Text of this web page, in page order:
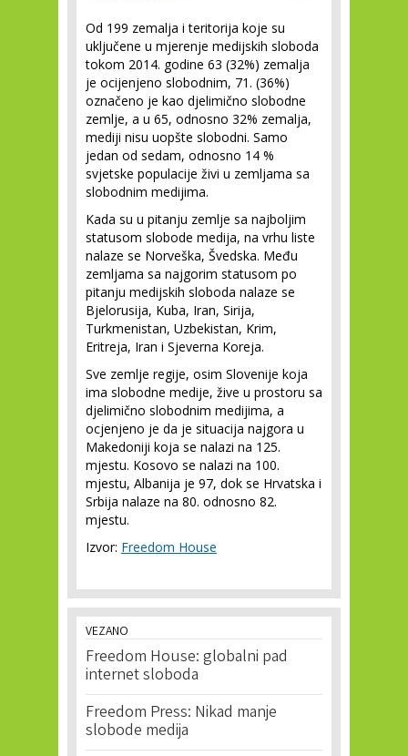
Od 199 zemalja i teritorija koje su
uključene u mjerenje medijskih sloboda
tokom 2014. godine 63 (32%) zemalja
je ocijenjeno slobodnim, 71. (36%)
označeno je kao djelimično slobodne
zemlje, a u 65, odnosno 32% zemalja,
mediji nisu uopšte slobodni. Samo
jedan od sedam, odnosno 14 %
svjetske populacije živi u zemljama sa
slobodnim medijima.
Kada su u pitanju zemlje sa najboljim
statusom slobode medija, na vrhu liste
nalaze se Norveška, Švedska. Među
zemljama sa najgorim statusom po
pitanju medijskih sloboda nalaze se
Bjelorusija, Kuba, Iran, Sirija,
Turkmenistan, Uzbekistan, Krim,
Eritreja, Iran i Sjeverna Koreja.
Sve zemlje regije, osim Slovenije koja
ima slobodne medije, žive u prostoru sa
djelimično slobodnim medijima, a
ocjenjeno je da je situacija najgora u
Makedoniji koja se nalazi na 125.
mjestu. Kosovo se nalazi na 100.
mjestu, Albanija je 97, dok se Hrvatska i
Srbija nalaze na 80. odnosno 82.
mjestu.
Izvor: Freedom House
VEZANO
Freedom House: globalni pad
internet sloboda
Freedom Press: Nikad manje
slobode medija